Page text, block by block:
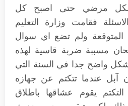
مرضي حتى اصبح كل
فقامت وزارة التعليم
المتوقعة ولم تضع اي سوال
مسببة ضربة قاسية لهذه
واضح جدا في السنة التي
آبل عندما تتكتم عن جهازه
يقوم عشاقها باطلاق